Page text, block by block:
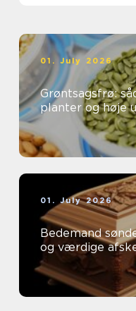
01. July 2026
Grøntsagsfrø:
planter og høje
01. July 2026
Bedemand sønderborg
og værdige